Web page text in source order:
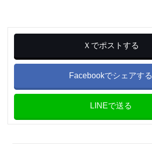
Ｘでポストする
Facebookでシェアする
LINEで送る